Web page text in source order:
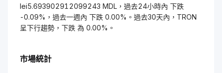
lei5.693902912099243 MDL，過去24小時內 下跌
-0.09%，過去一週內 下跌 0.00%。過去30天內，TRON
呈下行趨勢，下跌 為 0.00%。
市場統計